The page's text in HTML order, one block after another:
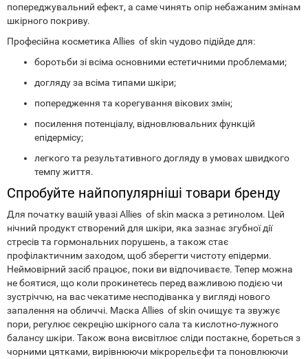
попереджувальний ефект, а саме чинять опір небажаним змінам
шкірного покриву.
Професійна косметика Allies of skin чудово підійде для:
боротьби зі всіма основними естетичними проблемами;
догляду за всіма типами шкіри;
попередження та корегування вікових змін;
посилення потенціалу, відновлювальних функцій
епідермісу;
легкого та результативного догляду в умовах швидкого
темпу життя.
Спробуйте найпопулярніші товари бренду
Для початку вашій увазі Allies of skin маска з ретинолом. Цей
нічний продукт створений для шкіри, яка зазнає згубної дії
стресів та гормональних порушень, а також стає
профілактичним заходом, щоб зберегти чистоту епідерми.
Неймовірний засіб працює, поки ви відпочиваєте. Тепер можна
не боятися, що коли прокинетесь перед важливою подією чи
зустріччю, на вас чекатиме несподіванка у вигляді нового
запалення на обличчі. Маска Allies of skin очищує та звужує
пори, регулює секрецію шкірного сала та кислотно-лужного
балансу шкіри. Також вона висвітлює сліди постакне, бореться з
чорними цятками, вирівнюючи мікрорельєфи та поновлюючи